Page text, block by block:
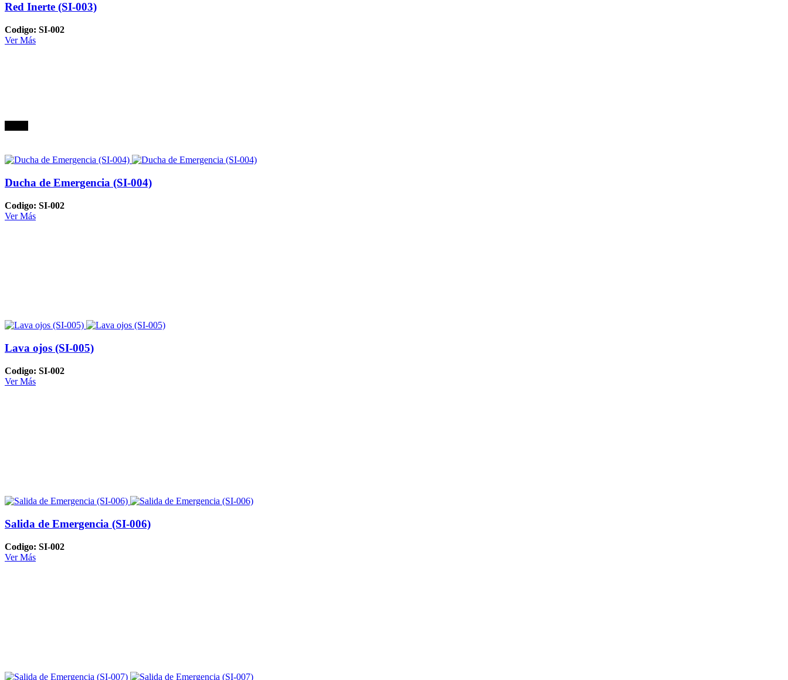
Red Inerte (SI-003)
Codigo: SI-002
Ver Más
Ducha de Emergencia (SI-004)
Codigo: SI-002
Ver Más
Lava ojos (SI-005)
Codigo: SI-002
Ver Más
Salida de Emergencia (SI-006)
Codigo: SI-002
Ver Más